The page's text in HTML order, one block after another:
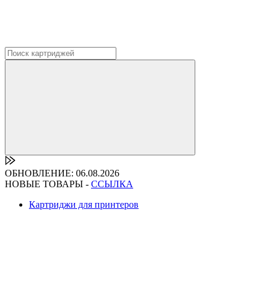
ОБНОВЛЕНИЕ: 06.08.2026
НОВЫЕ ТОВАРЫ - ССЫЛКА
Картриджи для принтеров